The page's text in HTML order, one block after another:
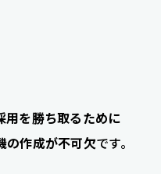
用を勝ち取るために
の作成が不可欠です。